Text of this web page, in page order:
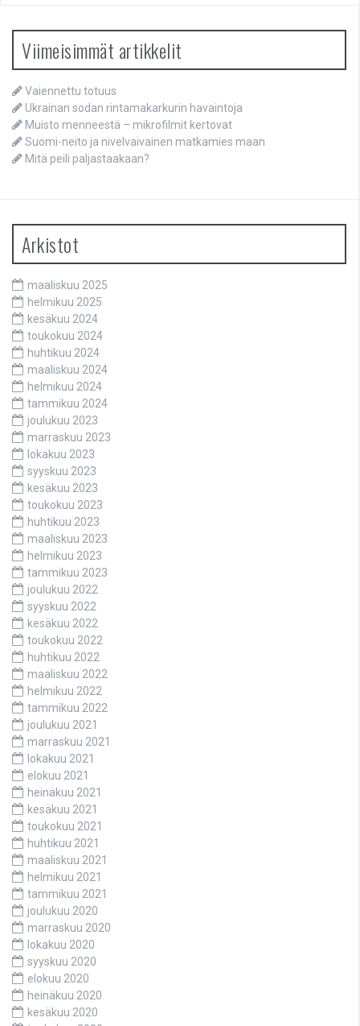
Viimeisimmät artikkelit
Vaiennettu totuus
Ukrainan sodan rintamakarkurin havaintoja
Muisto menneestä – mikrofilmit kertovat
Suomi-neito ja nivelvaivainen matkamies maan
Mitä peili paljastaakaan?
Arkistot
maaliskuu 2025
helmikuu 2025
kesäkuu 2024
toukokuu 2024
huhtikuu 2024
maaliskuu 2024
helmikuu 2024
tammikuu 2024
joulukuu 2023
marraskuu 2023
lokakuu 2023
syyskuu 2023
kesäkuu 2023
toukokuu 2023
huhtikuu 2023
maaliskuu 2023
helmikuu 2023
tammikuu 2023
joulukuu 2022
syyskuu 2022
kesäkuu 2022
toukokuu 2022
huhtikuu 2022
maaliskuu 2022
helmikuu 2022
tammikuu 2022
joulukuu 2021
marraskuu 2021
lokakuu 2021
elokuu 2021
heinäkuu 2021
kesäkuu 2021
toukokuu 2021
huhtikuu 2021
maaliskuu 2021
helmikuu 2021
tammikuu 2021
joulukuu 2020
marraskuu 2020
lokakuu 2020
syyskuu 2020
elokuu 2020
heinäkuu 2020
kesäkuu 2020